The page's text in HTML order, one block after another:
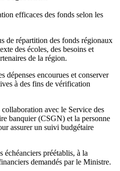
efficaces des fonds selon les
de répartition des fonds régionaux
des écoles, des besoins et
de la région.
dépenses encourues et conserver
à des fins de vérification
avec le Service des
banquier (CSGN) et la personne
assurer un suivi budgétaire
échéanciers préétablis, à la
demandés par le Ministre.